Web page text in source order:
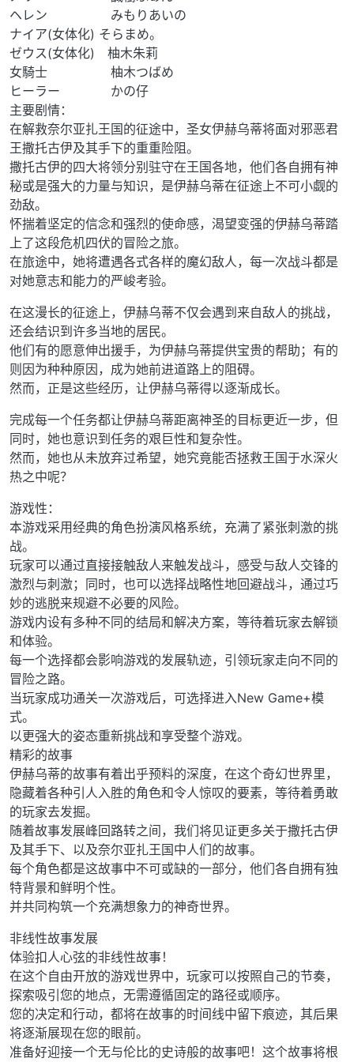
ヘレン みもりあいの
ナイア(女体化) そらまめ。
ゼウス(女体化) 柚木朱莉
女騎士 柚木つばめ
ヒーラー かの仔
主要剧情：
在解救奈尔亚扎王国的征途中，圣女伊赫乌蒂将面对邪恶君
王撒托古伊及其手下的重重险阻。
撒托古伊的四大将领分别驻守在王国各地，他们各自拥有神
秘或是强大的力量与知识，是伊赫乌蒂在征途上不可小觑的
劲敌。
怀揣着坚定的信念和强烈的使命感，渴望变强的伊赫乌蒂踏
上了这段危机四伏的冒险之旅。
在旅途中，她将遭遇各式各样的魔幻敌人，每一次战斗都是
对她意志和能力的严峻考验。
在这漫长的征途上，伊赫乌蒂不仅会遇到来自敌人的挑战，
还会结识到许多当地的居民。
他们有的愿意伸出援手，为伊赫乌蒂提供宝贵的帮助；有的
则因为种种原因，成为她前进道路上的阻碍。
然而，正是这些经历，让伊赫乌蒂得以逐渐成长。
完成每一个任务都让伊赫乌蒂距离神圣的目标更近一步，但
同时，她也意识到任务的艰巨性和复杂性。
然而，她也从未放弃过希望，她究竟能否拯救王国于水深火
热之中呢？
游戏性：
本游戏采用经典的角色扮演风格系统，充满了紧张刺激的挑
战。
玩家可以通过直接接触敌人来触发战斗，感受与敌人交锋的
激烈与刺激；同时，也可以选择战略性地回避战斗，通过巧
妙的逃脱来规避不必要的风险。
游戏内设有多种不同的结局和解决方案，等待着玩家去解锁
和体验。
每一个选择都会影响游戏的发展轨迹，引领玩家走向不同的
冒险之路。
当玩家成功通关一次游戏后，可选择进入New Game+模
式。
以更强大的姿态重新挑战和享受整个游戏。
精彩的故事
伊赫乌蒂的故事有着出乎预料的深度，在这个奇幻世界里，
隐藏着各种引人入胜的角色和令人惊叹的要素，等待着勇敢
的玩家去发掘。
随着故事发展峰回路转之间，我们将见证更多关于撒托古伊
及其手下、以及奈尔亚扎王国中人们的故事。
每个角色都是这故事中不可或缺的一部分，他们各自拥有独
特背景和鲜明个性。
并共同构筑一个充满想象力的神奇世界。
非线性故事发展
体验扣人心弦的非线性故事！
在这个自由开放的游戏世界中，玩家可以按照自己的节奏，
探索吸引您的地点，无需遵循固定的路径或顺序。
您的决定和行动，都将在故事的时间线中留下痕迹，其后果
将逐渐展现在您的眼前。
准备好迎接一个无与伦比的史诗般的故事吧！这个故事将根